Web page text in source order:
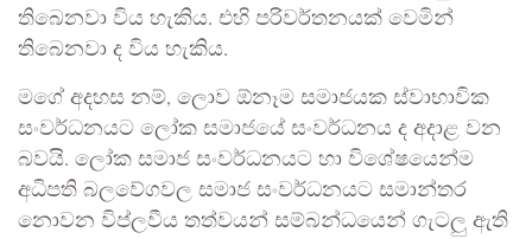
තිබෙනවා විය හැකිය. එහි පරිවර්තනයක් වෙමින්
තිබෙනවා ද විය හැකිය.
මගේ අදහස නම්, ලොව ඕනෑම සමාජයක ස්වාභාවික
සංවර්ධනයට ලෝක සමාජයේ සංවර්ධනය ද අදාළ වන
බවයි. ලෝක සමාජ සංවර්ධනයට හා විශේෂයෙන්ම
අධිපති බලවේගවල සමාජ සංවර්ධනයට සමාන්තර
නොවන විප්ලවීය තත්වයන් සම්බන්ධයෙන් ගැටලු ඇති